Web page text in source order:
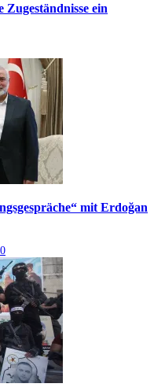
Zugeständnisse ein
mit Erdoğan
0